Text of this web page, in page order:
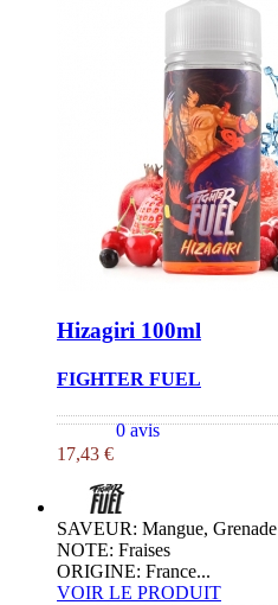
Hizagiri 100ml
FIGHTER FUEL
0 avis
17,43 €
SAVEUR: Mangue, Grenade
NOTE: Fraises
ORIGINE: France...
VOIR LE PRODUIT